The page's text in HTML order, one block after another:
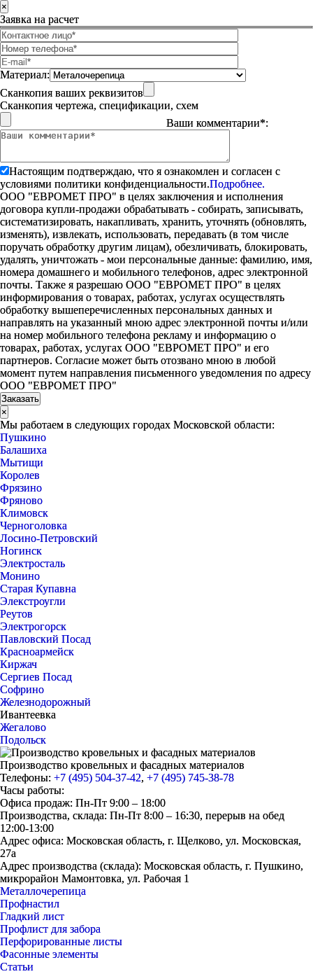
×
Заявка на расчет
Материал:
Сканкопия ваших реквизитов
Сканкопия чертежа, спецификации, схем
Ваши комментарии*:
Настоящим подтверждаю, что я ознакомлен и согласен с
условиями политики конфиденциальности.Подробнее.
ООО "ЕВРОМЕТ ПРО" в целях заключения и исполнения
договора купли-продажи обрабатывать - собирать, записывать,
систематизировать, накапливать, хранить, уточнять (обновлять,
изменять), извлекать, использовать, передавать (в том числе
поручать обработку другим лицам), обезличивать, блокировать,
удалять, уничтожать - мои персональные данные: фамилию, имя,
номера домашнего и мобильного телефонов, адрес электронной
почты. Также я разрешаю ООО "ЕВРОМЕТ ПРО" в целях
информирования о товарах, работах, услугах осуществлять
обработку вышеперечисленных персональных данных и
направлять на указанный мною адрес электронной почты и/или
на номер мобильного телефона рекламу и информацию о
товарах, работах, услугах ООО "ЕВРОМЕТ ПРО" и его
партнеров. Согласие может быть отозвано мною в любой
момент путем направления письменного уведомления по адресу
ООО "ЕВРОМЕТ ПРО"
×
Мы работаем в следующих городах Московской области:
Пушкино
Балашиха
Мытищи
Королев
Фрязино
Фряново
Климовск
Черноголовка
Лосино-Петровский
Ногинск
Электросталь
Монино
Старая Купавна
Элекстроугли
Реутов
Электрогорск
Павловский Посад
Красноармейск
Киржач
Сергиев Посад
Софрино
Железнодорожный
Ивантеевка
Жегалово
Подольск
Производство кровельных и фасадных материалов
Телефоны: +7 (495) 504-37-42, +7 (495) 745-38-78
Часы работы:
Офиса продаж: Пн-Пт 9:00 – 18:00
Производства, склада: Пн-Пт 8:00 – 16:30, перерыв на обед
12:00-13:00
Адрес офиса: Московская область, г. Щелково, ул. Московская,
27а
Адрес производства (склада): Московская область, г. Пушкино,
микрорайон Мамонтовка, ул. Рабочая 1
Металлочерепица
Профнастил
Гладкий лист
Профлист для забора
Перфорированные листы
Фасонные элементы
Статьи